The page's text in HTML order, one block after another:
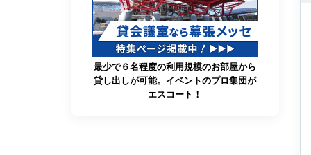
最少で６名程度の利用規模のお部屋から
貸し出しが可能。イベントのプロ集団が
エスコート！